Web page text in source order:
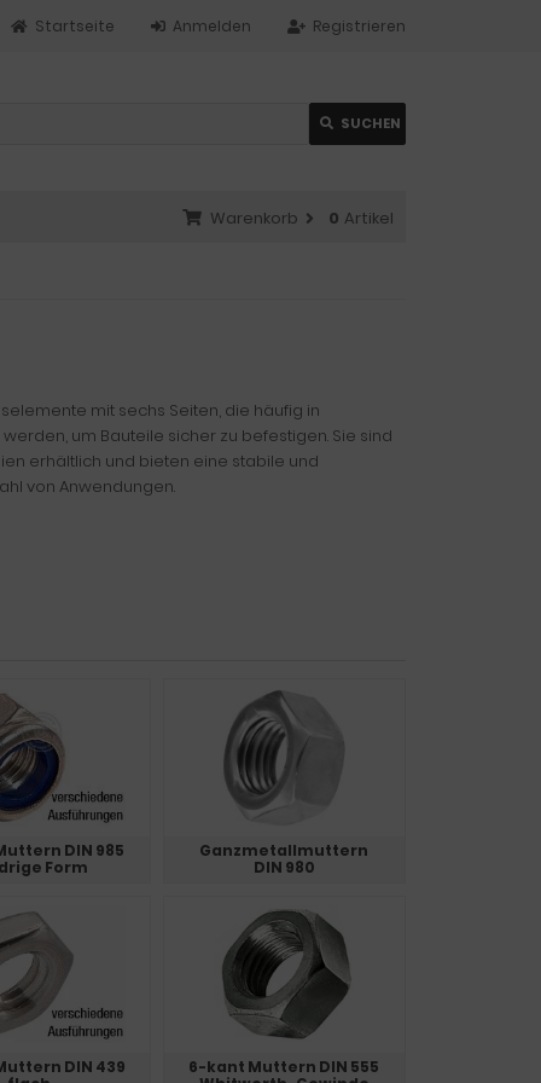
Registrieren
Anmelden
Startseite
SUCHEN
Warenkorb 0 Artikel
mit sechs Seiten, die häufig in
um Bauteile sicher zu befestigen. Sie sind
erhältlich und bieten eine stabile und
von Anwendungen.
DIN 985
Form
Ganzmetallmuttern
DIN 980
DIN 439
6-kant Muttern DIN 555